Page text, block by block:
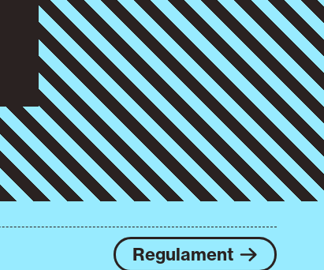
Regulament